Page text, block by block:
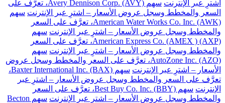
اشترِ عبر الإنترنت
سهم Avery Dennison Corp. (AVY)، تعرَّف على
السعر والمخطط وسجل عروض الأسعار – اشترِ عبر الإنترنت سهم
American Water Works Co. Inc. (AWK)، تعرَّف على السعر
والمخطط وسجل عروض الأسعار – اشترِ عبر الإنترنت سهم
American Express Co. (AMEX ) (AXP)، تعرَّف على السعر
والمخطط وسجل عروض الأسعار – اشترِ عبر الإنترنت سهم
AutoZone Inc. (AZO)، تعرَّف على السعر والمخطط وسجل عروض
الأسعار – اشترِ عبر الإنترنت
سهم Baxter International Inc. (BAX)،
تعرَّف على السعر والمخطط وسجل عروض الأسعار – اشترِ عبر
الإنترنت
سهم Best Buy Co. Inc. (BBY)، تعرَّف على السعر
والمخطط وسجل عروض الأسعار – اشترِ عبر الإنترنت
سهم Becton